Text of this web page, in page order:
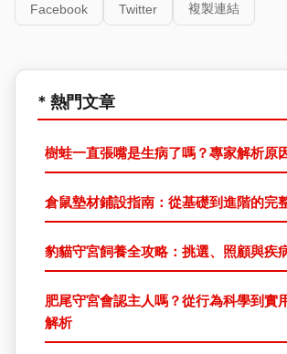
Facebook Twitter 複製連結
* 熱門文章
樹蛙一直張嘴是生病了嗎？專家解析原
倉鼠墊材鋪設指南：從基礎到進階的完
豹貓守宮飼養全攻略：挑選、照顧與疾
肥尾守宮會認主人嗎？從行為科學到實
解析